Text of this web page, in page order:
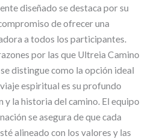
diseñado se destaca por su
de ofrecer una
a todos los participantes.
por las que Ultreia Camino
distingue como la opción ideal
espiritual es su profundo
la historia del camino. El equipo
se asegura de que cada
alineado con los valores y las